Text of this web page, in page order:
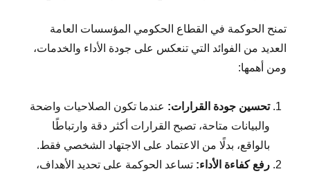
تمنح الحوكمة في القطاع الحكومي المؤسسات العامة
العديد من الفوائد التي تنعكس على جودة الأداء والخدمات،
ومن أهمها:
تحسين جودة القرارات: عندما تكون الصلاحيات واضحة
والبيانات متاحة، تصبح القرارات أكثر دقة وارتباطًا
بالواقع، بدلًا من الاعتماد على الاجتهاد الشخصي فقط.
رفع كفاءة الأداء:تساعد الحوكمة على تحديد الأهداف،